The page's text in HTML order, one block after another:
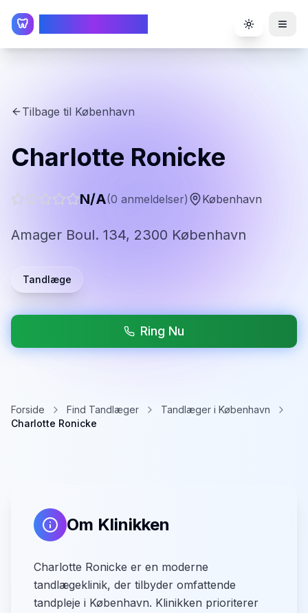
🦷 Toggle
Tilbage til København
Charlotte Ronicke
N/A(0 anmeldelser) København
Amager Boul. 134, 2300 København
Tandlæge
Ring Nu
Forside Find Tandlæger
Tandlæger i København
Charlotte Ronicke
Om Klinikken
Charlotte Ronicke er en moderne
tandlægeklinik, der tilbyder omfattende
tandpleje i København. Klinikken prioriterer